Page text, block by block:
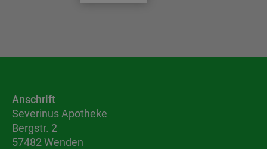
Anschrift
Severinus Apotheke
Bergstr. 2
57482 Wenden